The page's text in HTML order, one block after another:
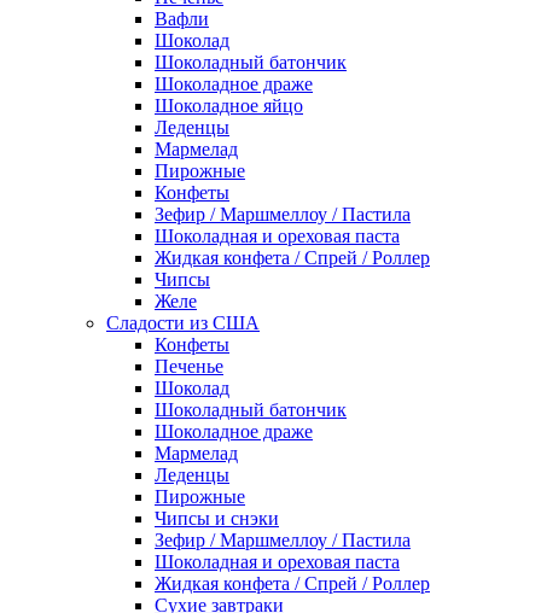
Вафли
Шоколад
Шоколадный батончик
Шоколадное драже
Шоколадное яйцо
Леденцы
Мармелад
Пирожные
Конфеты
Зефир / Маршмеллоу / Пастила
Шоколадная и ореховая паста
Жидкая конфета / Спрей / Роллер
Чипсы
Желе
Сладости из США
Конфеты
Печенье
Шоколад
Шоколадный батончик
Шоколадное драже
Мармелад
Леденцы
Пирожные
Чипсы и снэки
Зефир / Маршмеллоу / Пастила
Шоколадная и ореховая паста
Жидкая конфета / Спрей / Роллер
Сухие завтраки